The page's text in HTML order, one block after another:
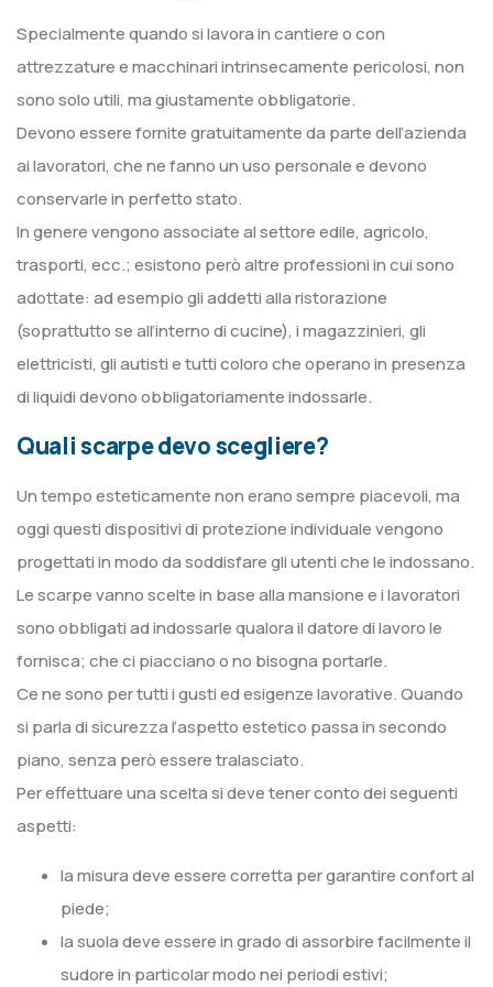
Specialmente quando si lavora in cantiere o con
attrezzature e macchinari intrinsecamente pericolosi, non
sono solo utili, ma giustamente obbligatorie.
Devono essere fornite gratuitamente da parte dell’azienda
ai lavoratori, che ne fanno un uso personale e devono
conservarle in perfetto stato.
In genere vengono associate al settore edile, agricolo,
trasporti, ecc.; esistono però altre professioni in cui sono
adottate: ad esempio gli addetti alla ristorazione
(soprattutto se all’interno di cucine), i magazzinieri, gli
elettricisti, gli autisti e tutti coloro che operano in presenza
di liquidi devono obbligatoriamente indossarle.
Quali scarpe devo scegliere?
Un tempo esteticamente non erano sempre piacevoli, ma
oggi questi dispositivi di protezione individuale vengono
progettati in modo da soddisfare gli utenti che le indossano.
Le scarpe vanno scelte in base alla mansione e i lavoratori
sono obbligati ad indossarle qualora il datore di lavoro le
fornisca; che ci piacciano o no bisogna portarle.
Ce ne sono per tutti i gusti ed esigenze lavorative. Quando
si parla di sicurezza l’aspetto estetico passa in secondo
piano, senza però essere tralasciato.
Per effettuare una scelta si deve tener conto dei seguenti
aspetti:
la misura deve essere corretta per garantire confort al
piede;
la suola deve essere in grado di assorbire facilmente il
sudore in particolar modo nei periodi estivi;